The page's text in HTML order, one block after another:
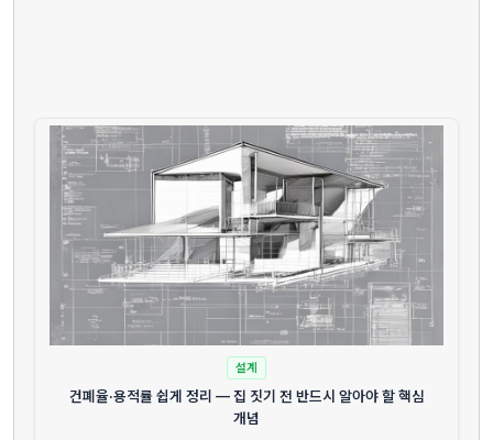
설계
건폐율·용적률 쉽게 정리 — 집 짓기 전 반드시 알아야 할 핵심
개념